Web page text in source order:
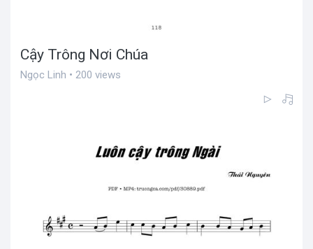
Cậy Trông Nơi Chúa
Ngọc Linh • 200 views